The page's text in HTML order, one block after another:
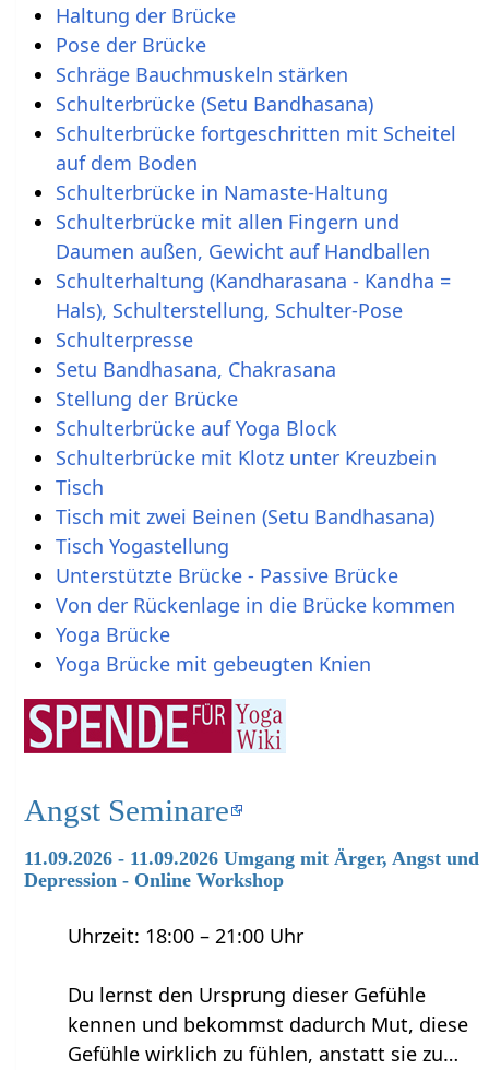
Haltung der Brücke
Pose der Brücke
Schräge Bauchmuskeln stärken
Schulterbrücke (Setu Bandhasana)
Schulterbrücke fortgeschritten mit Scheitel
auf dem Boden
Schulterbrücke in Namaste-Haltung
Schulterbrücke mit allen Fingern und
Daumen außen, Gewicht auf Handballen
Schulterhaltung (Kandharasana - Kandha =
Hals), Schulterstellung, Schulter-Pose
Schulterpresse
Setu Bandhasana, Chakrasana
Stellung der Brücke
Schulterbrücke auf Yoga Block
Schulterbrücke mit Klotz unter Kreuzbein
Tisch
Tisch mit zwei Beinen (Setu Bandhasana)
Tisch Yogastellung
Unterstützte Brücke - Passive Brücke
Von der Rückenlage in die Brücke kommen
Yoga Brücke
Yoga Brücke mit gebeugten Knien
Angst Seminare
11.09.2026 - 11.09.2026 Umgang mit Ärger, Angst und
Depression - Online Workshop
Uhrzeit: 18:00 – 21:00 Uhr
Du lernst den Ursprung dieser Gefühle
kennen und bekommst dadurch Mut, diese
Gefühle wirklich zu fühlen, anstatt sie zu…